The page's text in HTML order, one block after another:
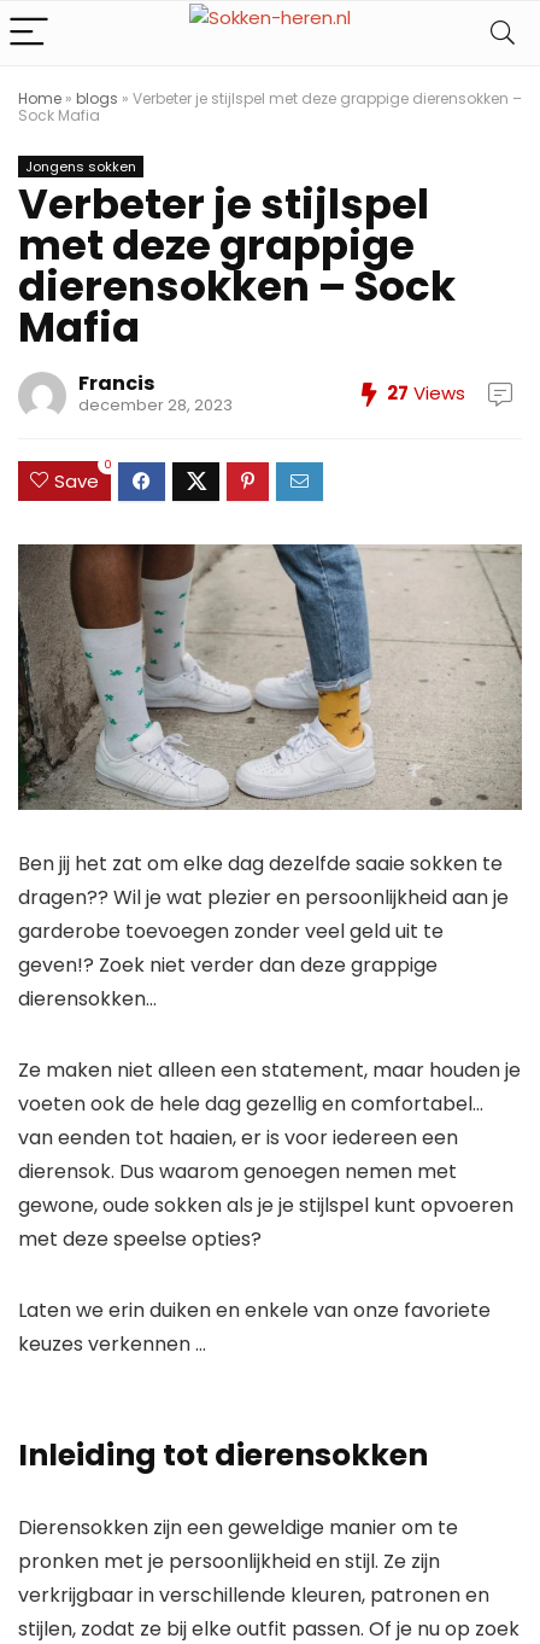
Home » blogs » Verbeter je stijlspel met deze grappige dierensokken –
Sock Mafia
Jongens sokken
Verbeter je stijlspel
met deze grappige
dierensokken – Sock
Mafia
Francis
december 28, 2023 27 Views
Save
0
Ben jij het zat om elke dag dezelfde saaie sokken te
dragen?? Wil je wat plezier en persoonlijkheid aan je
garderobe toevoegen zonder veel geld uit te
geven!? Zoek niet verder dan deze grappige
dierensokken…
Ze maken niet alleen een statement, maar houden je
voeten ook de hele dag gezellig en comfortabel…
van eenden tot haaien, er is voor iedereen een
dierensok. Dus waarom genoegen nemen met
gewone, oude sokken als je je stijlspel kunt opvoeren
met deze speelse opties?
Laten we erin duiken en enkele van onze favoriete
keuzes verkennen …
Inleiding tot dierensokken
Dierensokken zijn een geweldige manier om te
pronken met je persoonlijkheid en stijl. Ze zijn
verkrijgbaar in verschillende kleuren, patronen en
stijlen, zodat ze bij elke outfit passen. Of je nu op zoek